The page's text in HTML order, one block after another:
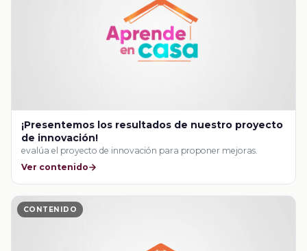
¡Presentemos los resultados de nuestro proyecto
de innovación!
evalúa el proyecto de innovación para proponer mejoras.
Ver contenido
CONTENIDO